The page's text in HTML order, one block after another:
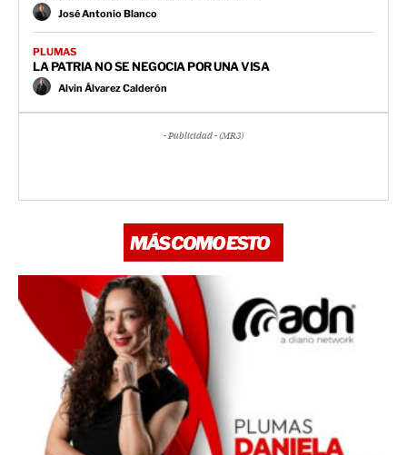
José Antonio Blanco
PLUMAS
LA PATRIA NO SE NEGOCIA POR UNA VISA
Alvin Álvarez Calderón
- Publicidad - (MR3)
MÁS COMO ESTO